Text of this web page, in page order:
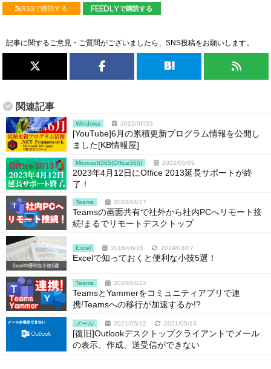
RSSで購読する feedlyで購読する
記事に関するご意見・ご質問がございましたら、SNS投稿をお願いします。
関連記事
Windows 2022/06/23
[YouTube]6月の累積更新プログラム情報を公開し
ました[KB情報屋]
Microsoft365(Office365) 2022/05/09
2023年4月12日にOffice 2013延長サポートが終
了！
Teams 2020/04/17
Teamsの画面共有で社外から社内PCへリモート接
続!まるでリモートデスクトップ
Excel 2016/06/16 2019/03/07
Excelで知っておくと便利な小技5選！
Teams 2020/04/22
TeamsとYammerをコミュニティアプリで連
携!Teamsへの移行が加速するか!?
メール 2021/05/12 2021/05/13
[復旧]Outlookデスクトップクライアントでメール
の表示、作成、送受信ができない